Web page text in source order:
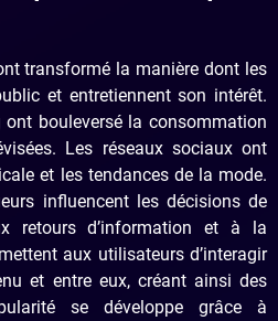
transformé la manière dont les
et entretiennent son intérêt.
ont bouleversé la consommation
Les réseaux sociaux ont
et les tendances de la mode.
influencent les décisions de
retours d’information et à la
aux utilisateurs d’interagir
et entre eux, créant ainsi des
se développe grâce à